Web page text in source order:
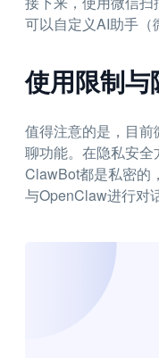
可以自定义AI助手（
使用限制与
值得注意的是，目
聊功能。在隐私安
ClawBot都是私密的
与OpenClaw进行对